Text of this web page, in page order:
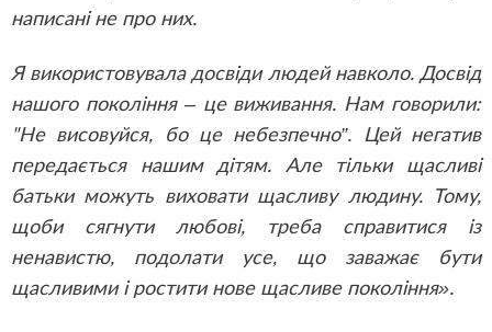
написані не про них.
Я використовувала досвіди людей навколо. Досвід
нашого покоління – це виживання. Нам говорили:
"Не висовуйся, бо це небезпечно”. Цей негатив
передається нашим дітям. Але тільки щасливі
батьки можуть виховати щасливу людину. Тому,
щоби сягнути любові, треба справитися із
ненавистю, подолати усе, що заважає бути
щасливими і ростити нове щасливе покоління».